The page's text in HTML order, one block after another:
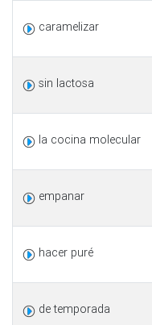
caramelizar
sin lactosa
la cocina molecular
empanar
hacer puré
de temporada